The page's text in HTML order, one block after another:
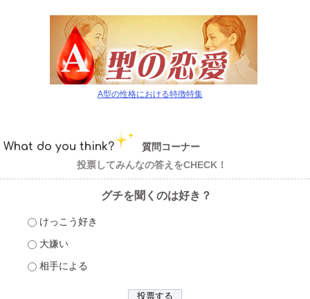
A型の性格における特徴特集
What do you think?
質問コーナー
投票してみんなの答えをCHECK！
グチを聞くのは好き？
けっこう好き
大嫌い
相手による